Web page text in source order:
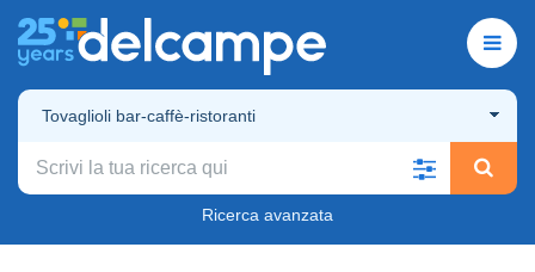
Tovaglioli bar-caffè-ristoranti
Ricerca avanzata